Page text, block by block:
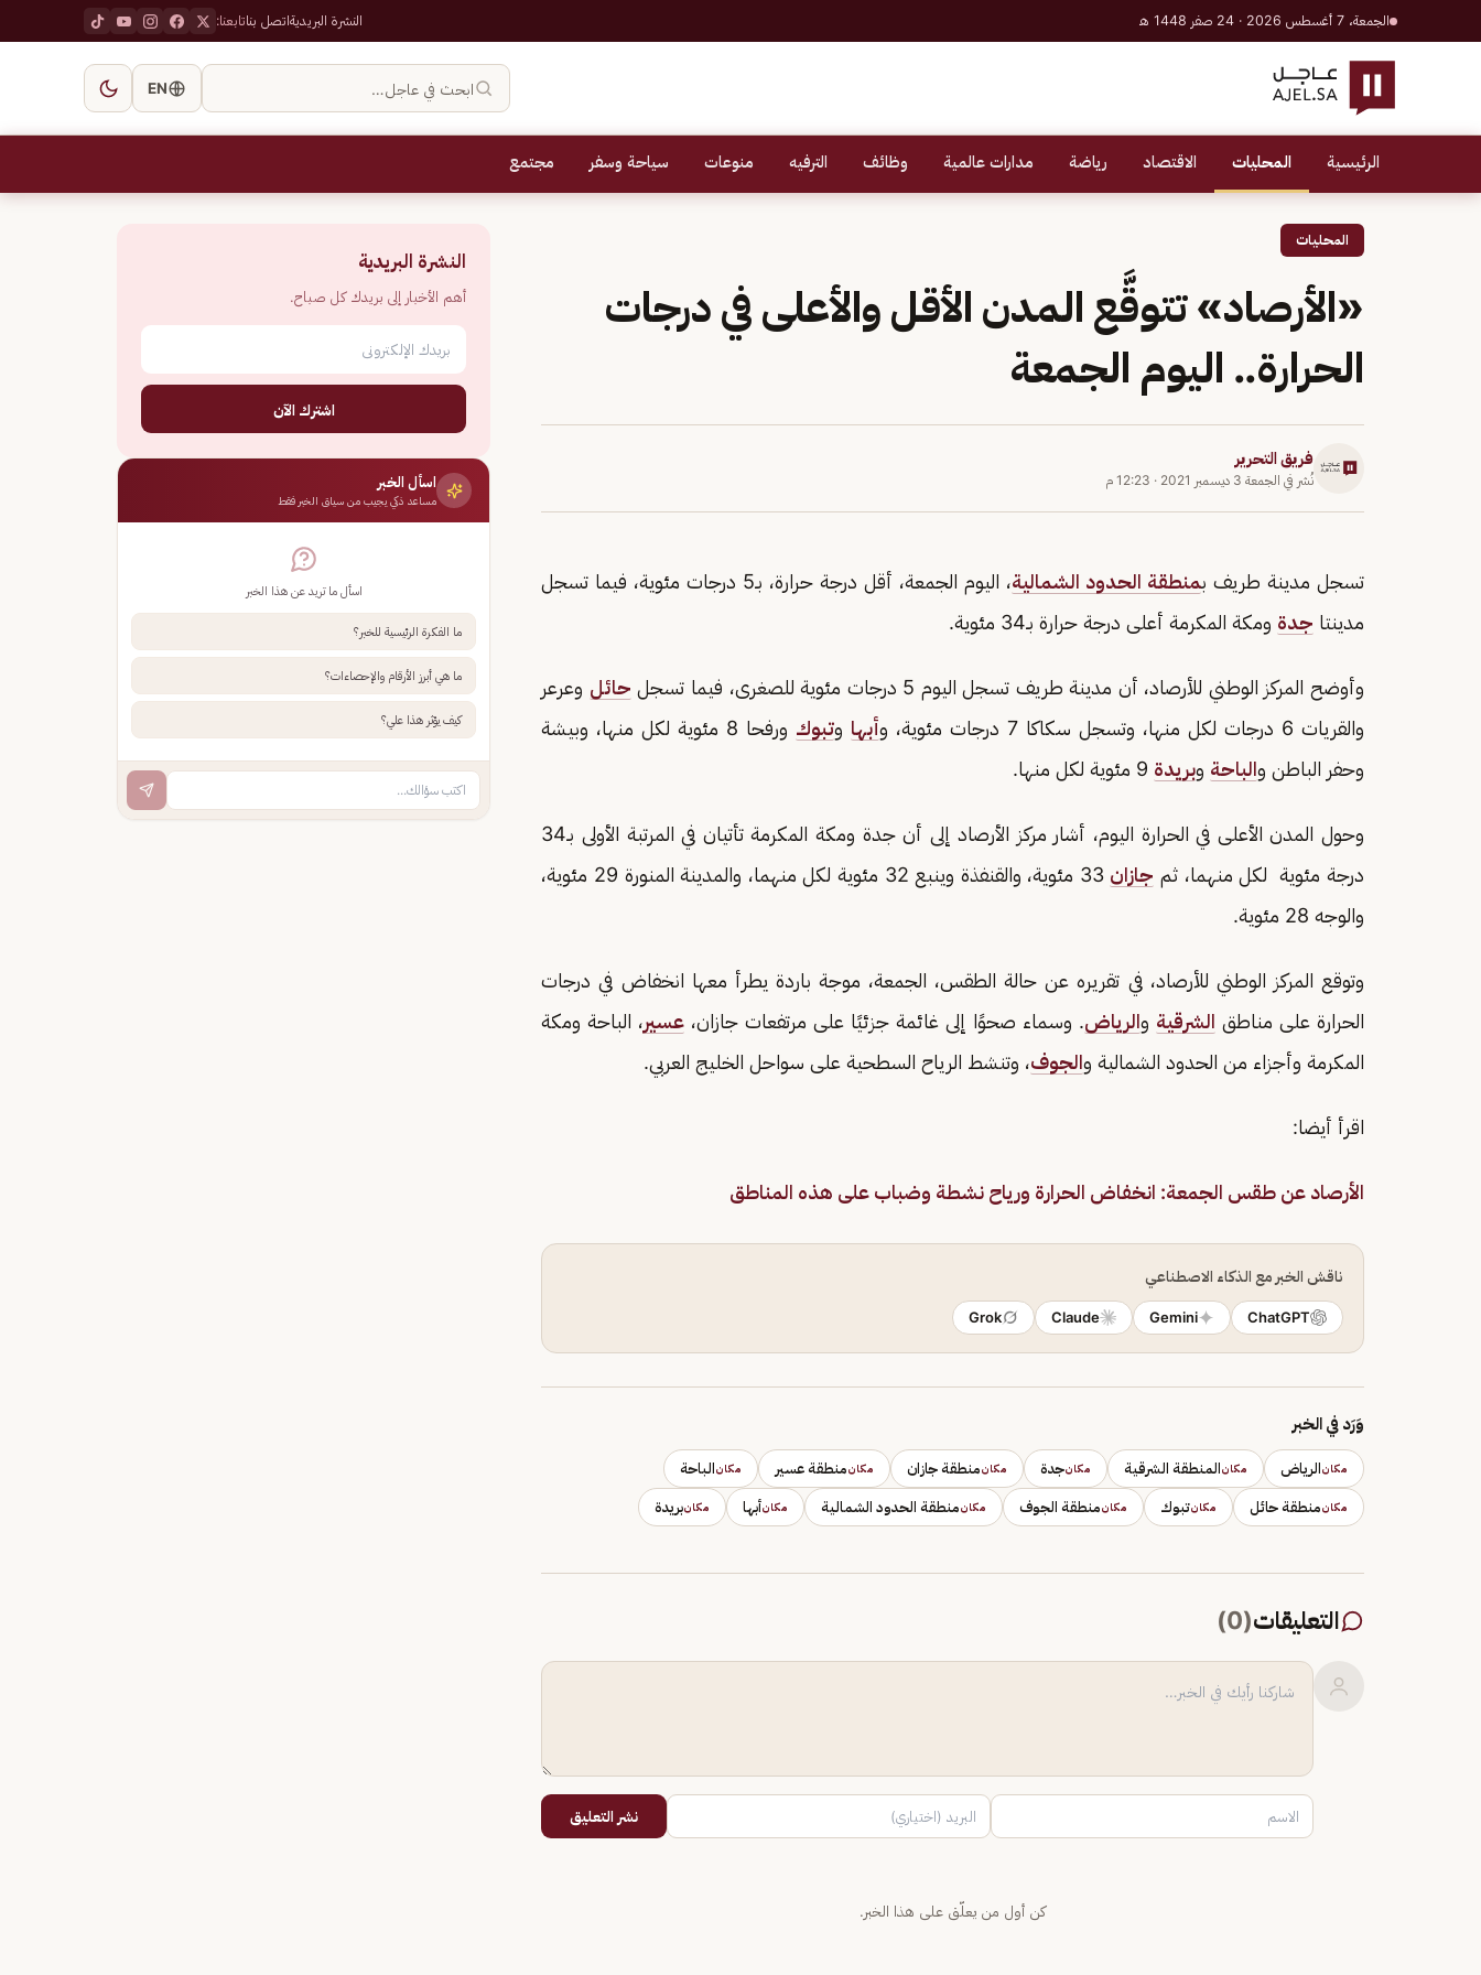
الجمعة، 7 أغسطس 2026 · 24 صفر 1448 هـ النشرة البريديةاتصل بناتابعنا:
ابحث في عاجل… EN
الرئيسية المحليات الاقتصاد رياضة مدارات عالمية وظائف الترفيه منوعات سياحة وسفر مجتمع
المحليات
«الأرصاد» تتوقَّع المدن الأقل والأعلى في درجات
الحرارة.. اليوم الجمعة
فريق التحرير
نُشر في الجمعة 3 ديسمبر 2021 · 12:23 م
تسجل مدينة طريف بمنطقة الحدود الشمالية
، اليوم الجمعة، أقل درجة حرارة، بـ5 درجات مئوية، فيما تسجل
مدينتا جدة ومكة المكرمة أعلى درجة حرارة بـ34 مئوية.
وأوضح المركز الوطني للأرصاد، أن مدينة طريف تسجل اليوم 5 درجات مئوية للصغرى، فيما تسجل حائل وعرعر
والقريات 6 درجات لكل منها، وتسجل سكاكا 7 درجات مئوية، و
أبها وتبوك
ورفحا 8 مئوية لكل منها، وبيشة
وحفر الباطن والباحة وبريدة
وحول المدن الأعلى في الحرارة اليوم، أشار مركز الأرصاد إلى أن جدة ومكة المكرمة تأتيان في المرتبة الأولى بـ34
درجة مئوية لكل منهما، ثم جازان
33 مئوية، والقنفذة وينبع 32 مئوية لكل منهما، والمدينة المنورة 29 مئوية،
والوجه 28 مئوية.
وتوقع المركز الوطني للأرصاد، في تقريره عن حالة الطقس، الجمعة، موجة باردة يطرأ معها انخفاض في درجات
الحرارة على مناطق الشرقية والرياض. وسماء صحوًا إلى غائمة جزئيًا على مرتفعات جازان، عسير، الباحة ومكة
المكرمة وأجزاء من الحدود الشمالية والجوف، وتنشط الرياح السطحية على سواحل الخليج العربي.
اقرأ أيضا:
الأرصاد عن طقس الجمعة: انخفاض الحرارة ورياح نشطة وضباب على هذه المناطق
ناقش الخبر مع الذكاء الاصطناعي
ChatGPT
Gemini
Claude
Grok
وَرَد في الخبر
مكانالرياض مكانالمنطقة الشرقية مكانجدة مكانمنطقة جازان مكانمنطقة عسير مكانالباحة
مكانمنطقة حائل مكانتبوك مكانمنطقة الجوف مكانمنطقة الحدود الشمالية مكانأبها مكانبريدة
التعليقات(
0
)
نشر التعليق
كن أول من يعلّق على هذا الخبر.
النشرة البريدية
أهم الأخبار إلى بريدك كل صباح.
اشترك الآن
اسأل الخبر
مساعد ذكي يجيب من سياق الخبر فقط
اسأل ما تريد عن هذا الخبر
ما الفكرة الرئيسية للخبر؟
ما هي أبرز الأرقام والإحصاءات؟
كيف يؤثر هذا علي؟